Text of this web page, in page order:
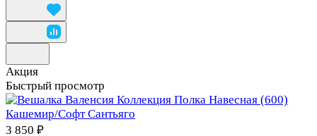
Акция
Быстрый просмотр
3 850 ₽